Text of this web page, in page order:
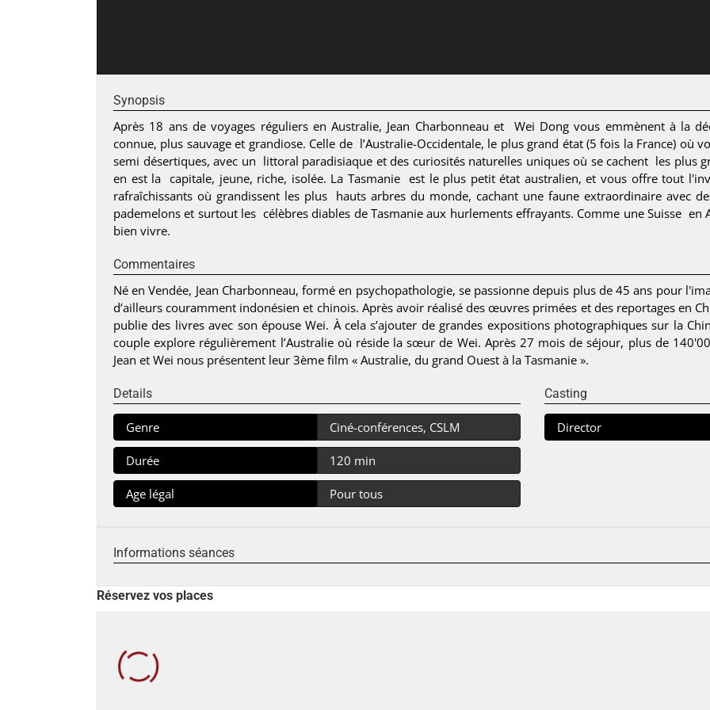
Synopsis
Après 18 ans de voyages réguliers en Australie, Jean Charbonneau et Wei Dong vous emmènent à la
connue, plus sauvage et grandiose. Celle de l’Australie-Occidentale, le plus grand état (5 fois la France) où
semi désertiques, avec un littoral paradisiaque et des curiosités naturelles uniques où se cachent les plus
en est la capitale, jeune, riche, isolée. La Tasmanie est le plus petit état australien, et vous offre tout
rafraîchissants où grandissent les plus hauts arbres du monde, cachant une faune extraordinaire avec
pademelons et surtout les célèbres diables de Tasmanie aux hurlements effrayants. Comme une Suisse
bien vivre.
Commentaires
Né en Vendée, Jean Charbonneau, formé en psychopathologie, se passionne depuis plus de 45 ans pour
d’ailleurs couramment indonésien et chinois. Après avoir réalisé des œuvres primées et des reportages en
publie des livres avec son épouse Wei. À cela s’ajouter de grandes expositions photographiques sur la
couple explore régulièrement l’Australie où réside la sœur de Wei. Après 27 mois de séjour, plus de
Jean et Wei nous présentent leur 3ème film « Australie, du grand Ouest à la Tasmanie ».
Details
Genre Ciné-conférences, CSLM
Durée 120 min
Age légal Pour tous
Casting
Director
Informations séances
Réservez vos places